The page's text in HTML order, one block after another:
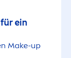
ein
Make-up